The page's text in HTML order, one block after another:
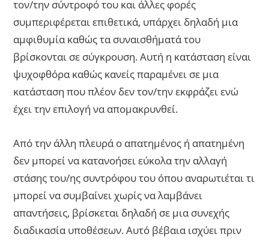
τον/την σύντροφό του και άλλες φορές
συμπεριφέρεται επιθετικά, υπάρχει δηλαδή μια
αμφιθυμία καθώς τα συναισθήματά του
βρίσκονται σε σύγκρουση. Αυτή η κατάσταση είναι
ψυχοφθόρα καθώς κανείς παραμένει σε μια
κατάσταση που πλέον δεν τον/την εκφράζει ενώ
έχει την επιλογή να απομακρυνθεί.
Από την άλλη πλευρά ο απατημένος ή απατημένη
δεν μπορεί να κατανοήσει εύκολα την αλλαγή
στάσης του/ης συντρόφου του όπου αναρωτιέται τι
μπορεί να συμβαίνει χωρίς να λαμβάνει
απαντήσεις, βρίσκεται δηλαδή σε μια συνεχής
διαδικασία υποθέσεων. Αυτό βέβαια ισχύει πριν